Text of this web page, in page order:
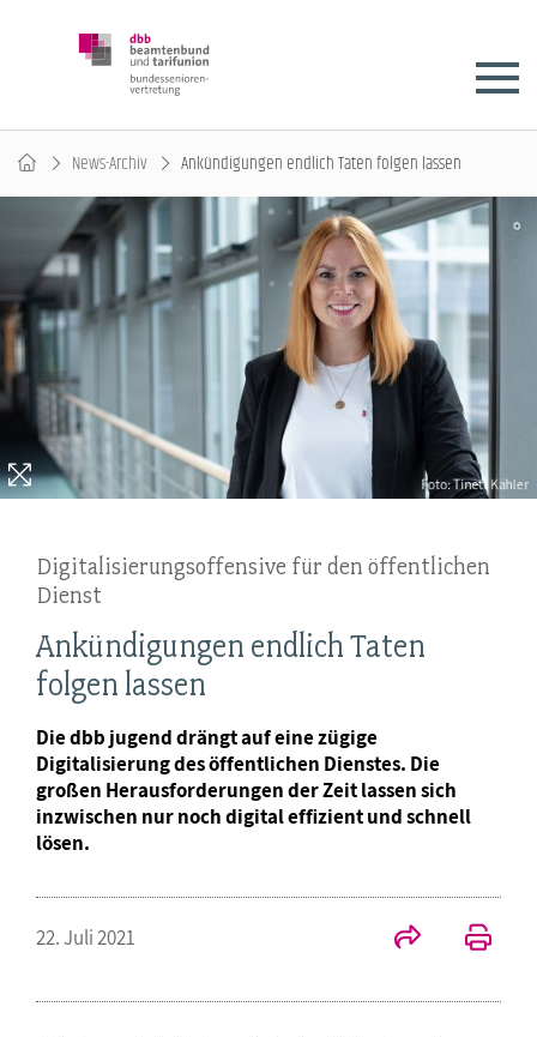
News-Archiv Ankündigungen endlich Taten folgen lassen
Digitalisierungsoffensive für den öffentlichen
Dienst
Ankündigungen endlich Taten
folgen lassen
Die dbb jugend drängt auf eine zügige
Digitalisierung des öffentlichen Dienstes. Die
großen Herausforderungen der Zeit lassen sich
inzwischen nur noch digital effizient und schnell
lösen.
22. Juli 2021